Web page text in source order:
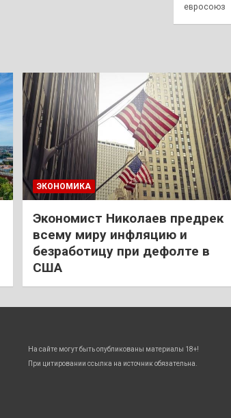
евросоюз
ЭКОНОМИКА
Экономист Николаев предрек
всему миру инфляцию и
безработицу при дефолте в
США
На сайте могут быть опубликованы материалы 18+!
При цитировании ссылка на источник обязательна.